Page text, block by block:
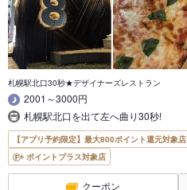
札幌駅北口30秒★デザイナーズレストラン
2001～3000円
札幌駅北口を出て左へ曲り30秒!
【アプリ予約限定】最大800ポイント還元対象店
ポイントプラス対象店
クーポン